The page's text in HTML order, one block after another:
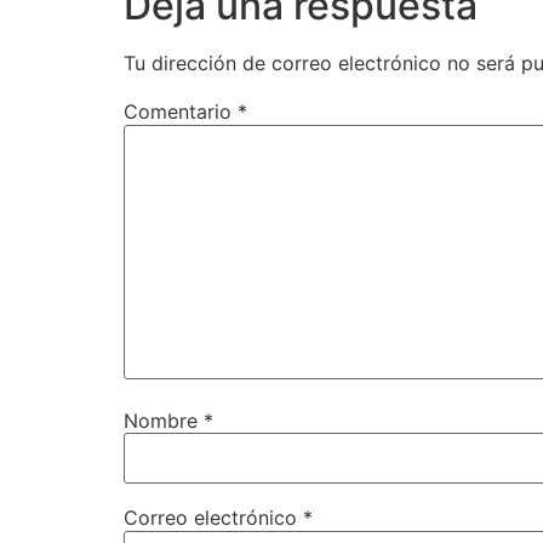
Tu dirección de correo electrónico no será
Comentario *
Nombre *
Correo electrónico *